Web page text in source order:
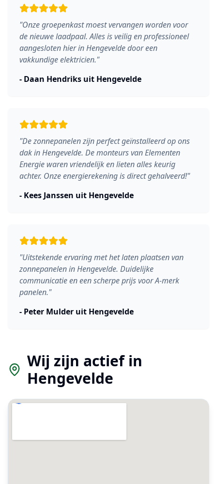
"Onze groepenkast moest vervangen worden voor
de nieuwe laadpaal. Alles is veilig en professioneel
aangesloten hier in Hengevelde door een
vakkundige elektricien."
- Daan Hendriks uit Hengevelde
"De zonnepanelen zijn perfect geïnstalleerd op ons
dak in Hengevelde. De monteurs van Elementen
Energie waren vriendelijk en lieten alles keurig
achter. Onze energierekening is direct gehalveerd!"
- Kees Janssen uit Hengevelde
"Uitstekende ervaring met het laten plaatsen van
zonnepanelen in Hengevelde. Duidelijke
communicatie en een scherpe prijs voor A-merk
panelen."
- Peter Mulder uit Hengevelde
Wij zijn actief in
Hengevelde